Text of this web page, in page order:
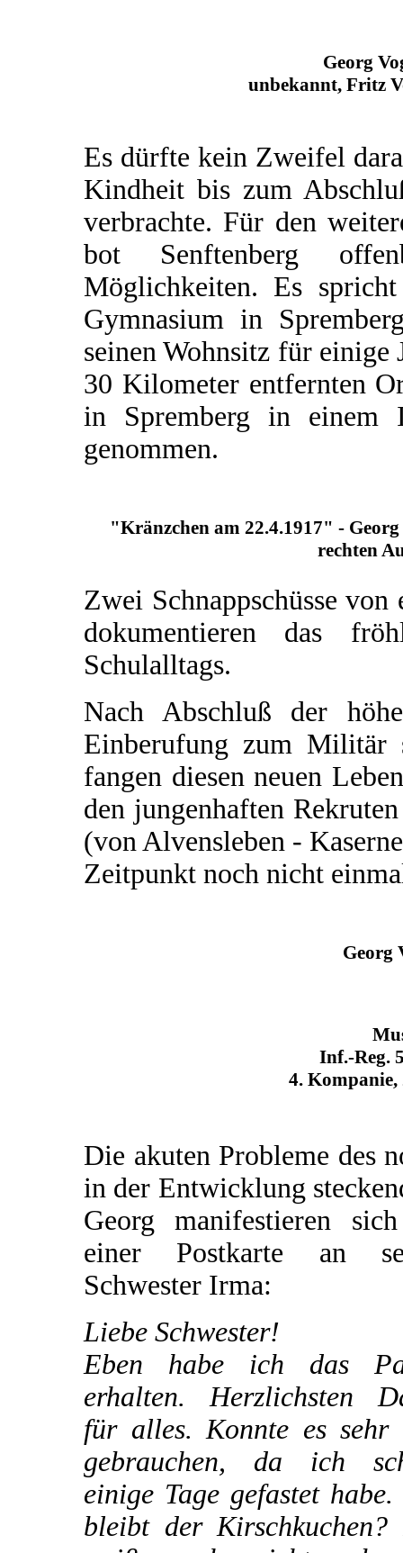
Georg
unbekannt, Fritz
Es dürfte kein Zweifel
Kindheit bis zum
verbrachte. Für den
bot Senftenberg
Möglichkeiten. Es
Gymnasium in
seinen Wohnsitz für einige
30 Kilometer entfernten
in Spremberg in einem
genommen.
"Kränzchen am 22.4.1917" -
rechten
Zwei Schnappschüsse
dokumentieren das
Schulalltags.
Nach Abschluß der
Einberufung zum Militär
fangen diesen neuen
den jungenhaften
(von Alvensleben -
Zeitpunkt noch nicht
Georg
Inf.-Reg.
4.
Die akuten Probleme des
in der Entwicklung
Georg manifestieren
einer Postkarte an
Schwester Irma:
Liebe Schwester!
Eben habe ich das
erhalten. Herzlichsten
für alles. Konnte es sehr
gebrauchen, da ich
einige Tage gefastet habe.
bleibt der Kirschkuchen?